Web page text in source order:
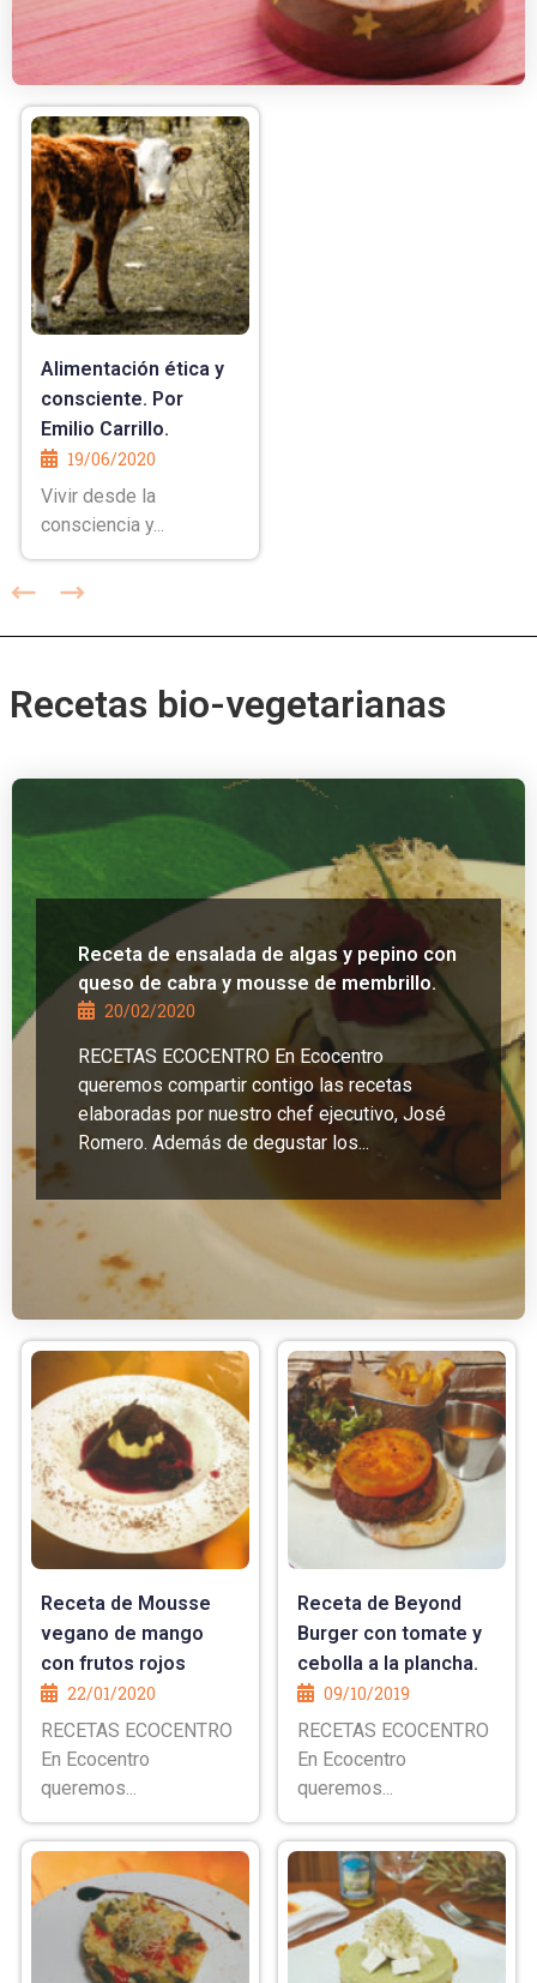
Alimentación ética y
consciente. Por
Emilio Carrillo.
19/06/2020
Vivir desde la
consciencia y...
Recetas bio-vegetarianas
Receta de ensalada de algas y pepino con
queso de cabra y mousse de membrillo.
20/02/2020
RECETAS ECOCENTRO En Ecocentro
queremos compartir contigo las recetas
elaboradas por nuestro chef ejecutivo, José
Romero. Además de degustar los...
Receta de Mousse
vegano de mango
con frutos rojos
22/01/2020
RECETAS ECOCENTRO
En Ecocentro
queremos...
Receta de Beyond
Burger con tomate y
cebolla a la plancha.
09/10/2019
RECETAS ECOCENTRO
En Ecocentro
queremos...